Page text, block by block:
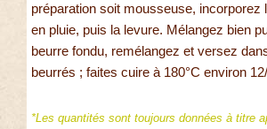
préparation soit mousseuse, incorporez
en pluie, puis la levure. Mélangez bien
beurre fondu, remélangez et versez
beurrés ; faites cuire à 180°C environ
*Les quantités sont toujours données à titre